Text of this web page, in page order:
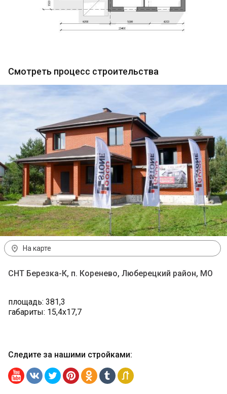
Смотреть процесс строительства
На карте
СНТ Березка-К, п. Коренево, Люберецкий район, МО
площадь: 381,3
габариты: 15,4х17,7
Следите за нашими стройками: